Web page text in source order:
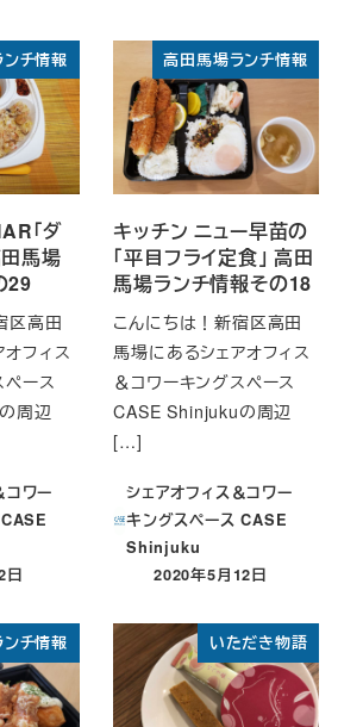
チ情報
「ダ
馬場
29
区高田
フィス
ペース
周辺
コワー
日
高田馬場ランチ情報
キッチン ニュー早苗の
「平目フライ定食」 高田
馬場ランチ情報その18
こんにちは！新宿区高田
馬場にあるシェアオフィス
＆コワーキングスペース
CASE Shinjukuの周辺
[…]
シェアオフィス＆コワー
キングスペース CASE
Shinjuku
投稿日
2020年5月12日
チ情報 いただき物語